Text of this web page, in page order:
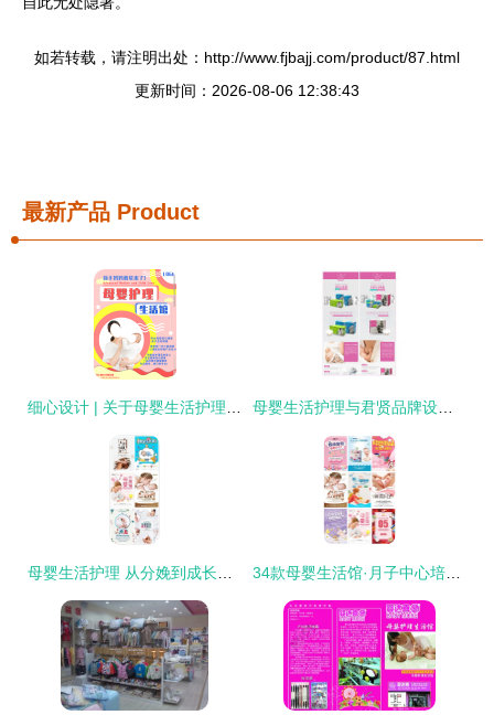
如若转载，请注明出处：http://www.fjbajj.com/product/87.html
更新时间：2026-08-06 12:38:43
最新产品 Product